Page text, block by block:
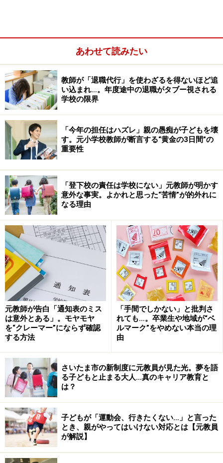
小1プロブレムとは？
「小1プロブレム」とは、幼稚園・保育園などと小学校
の間の段差によって生じる様々なトラブル です。
具体的には「教師の話を聞かない」「勝手に自分の席か
ら離れ、歩き回ってしまう」「休み時間が終わっても遊
ぶのをやめず教室に戻って来ない」といった姿などが見
られます。
小学校1年生は「学び方を学ぶ」学年だとされていま
す。話の聞き方、ノートの使い方などその後の学校生活
で大切になることをいくつも学びます。その時期に個人
として、または集団として、混乱した状態であることは
その後に影響が出る可能性があります。
小1プロブレムに対する幼稚園・保育園や小
学校での試み
「小1プロブレム」に関して、小学校や幼稚園・保育園
では既に改善のための取り組みが研究として行われてき
ました。
例えば、多くの小学校では入学後の4月の期間は、いき
なり勉強に入るのではなく、遊びながら学ぶタイプの学
あわせて読みたい
教師が「退職代行」を使わざるを得ないほど追
い込まれ…。年度途中の退職がタブー視される
学校の限界
「今年の担任はハズレ」親の愚痴が子どもを壊
す。元小学校教師が断言する“黄金の3日間”の
重要性
「登下校の責任は学校にない」元教師が明かす
意外な事実。よかれと思った“苦情”が的外れに
なる理由
元教師が告白「通知表のミス
は意外とある」。モヤモヤ
を“クレーマー”にならず確認
する方法
「手間でしかない」と批判さ
れても…。卒業生や地域が“ベ
ルマーク”をやめない本当の理
由
さいたま市の新制度に元教員が見た光。夢を語
る子どもと止まる大人…真のキャリア教育と
は？
子どもが「運動会、行きたくない…」と言った
とき、親がやってはいけない対応とは【元教員
が解説】